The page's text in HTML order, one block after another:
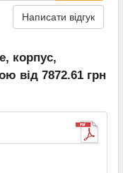
Написати відгук
корпус,
від 7872.61 грн